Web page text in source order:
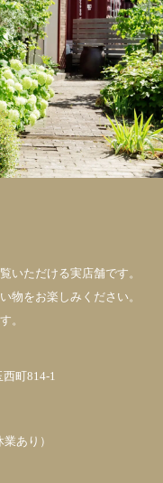
いただける実店舗です。
物をお楽しみください。
。
町814-1
あり）